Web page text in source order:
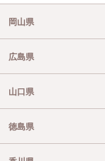
岡山県
広島県
山口県
徳島県